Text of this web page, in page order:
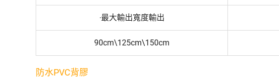
‧最大輸出寬度輸出
90cm\125cm\150cm
防水PVC背膠